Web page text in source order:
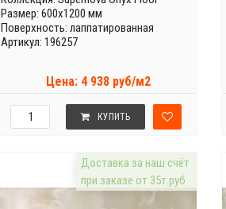
Размер: 600x1200 мм
Поверхность: лаппатированная
Артикул: 196257
Цена: 4 938 руб/м2
КУПИТЬ
Доставка за наш счёт
при заказе от 35т.руб